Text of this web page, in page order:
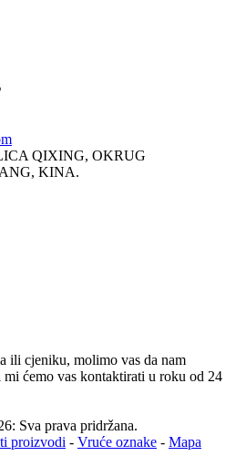
QIXING, OKRUG
KINA.
ili cjeniku, molimo vas da nam
mi ćemo vas kontaktirati u roku od 24
Sva prava pridržana.
proizvodi - Vruće oznake - Mapa